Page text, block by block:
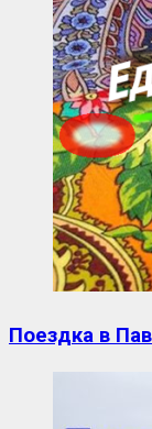
Поездка в